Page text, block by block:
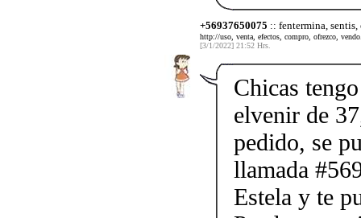
+56937650075 :: fentermina,
http://uso, venta, efectos, compro, ofrezco,
[3/1/2022] 21:52 Hrs.
Chicas
elvenir de
pedido, se
llamada
Estela y te